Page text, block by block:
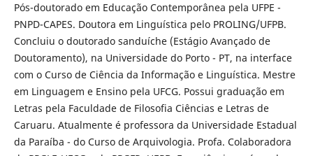
Pós-doutorado em Educação Contemporânea pela UFPE -
PNPD-CAPES. Doutora em Linguística pelo PROLING/UFPB.
Concluiu o doutorado sanduíche (Estágio Avançado de
Doutoramento), na Universidade do Porto - PT, na interface
com o Curso de Ciência da Informação e Linguística. Mestre
em Linguagem e Ensino pela UFCG. Possui graduação em
Letras pela Faculdade de Filosofia Ciências e Letras de
Caruaru. Atualmente é professora da Universidade Estadual
da Paraíba - do Curso de Arquivologia. Profa. Colaboradora